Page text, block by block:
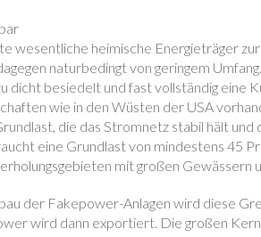
wesentliche heimische Energieträger
naturbedingt von geringem
dicht besiedelt und fast vollständig eine
wie in den Wüsten der USA
die das Stromnetz stabil hält
eine Grundlast von mindestens 45
mit großen Gewässern
der Fakepower-Anlagen wird diese
wird dann exportiert. Die großen